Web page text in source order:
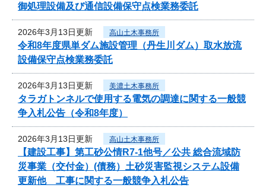
御処理設備及び通信設備保守点検業務委託
2026年3月13日更新 高山土木事務所
令和8年度県単ダム施設管理（丹生川ダム）取水放流
設備保守点検業務委託
2026年3月13日更新 美濃土木事務所
タラガトンネルで使用する電気の調達に関する一般競
争入札公告（令和8年度）
2026年3月13日更新 高山土木事務所
【建設工事】第工砂公情R7-1他号／公共 総合流域防
災事業（交付金）(債務）土砂災害監視システム設備
更新他 工事に関する一般競争入札公告